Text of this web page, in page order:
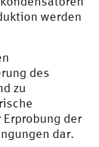
werden
des
zu
der
dar.